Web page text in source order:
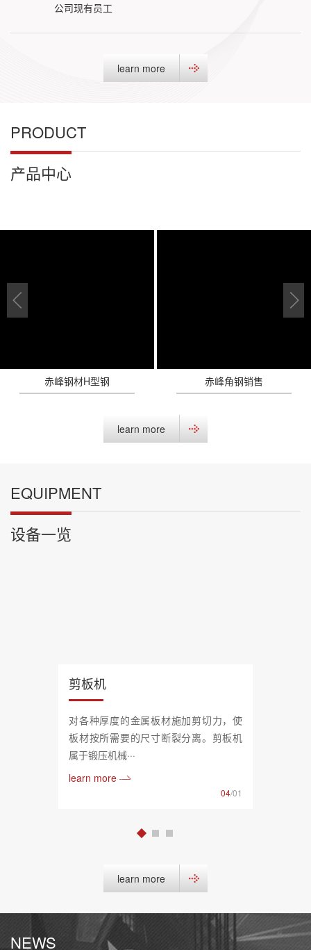
公司现有员工
learn more
PRODUCT
产品中心
赤峰钢材H型钢 赤峰角钢销售
learn more
EQUIPMENT
设备一览
剪板机
对各种厚度的金属板材施加剪切力，使
板材按所需要的尺寸断裂分离。剪板机
属于锻压机械···
learn more
04/01
learn more
NEWS